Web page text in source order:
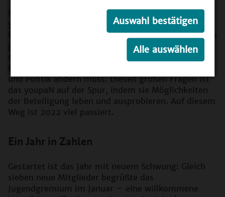
Auswahl bestätigen
Alle auswählen
europäischen Jahr der Jugendgalt es für das
youpaN einmal mehr herauszufinden, wie gute
Beteiligung aussieht, was es dafür braucht, wie viele
junge Menschen erreicht werden können und was
sich für das Ziel der Mitgestaltung- und -
und Politik ändern muss. Diesen großen Fragen ist
das youpaN auf der Spur, indem sie Möglichkeiten
der Beteiligung leben und ausprobieren. Auf diesem
Weg ist 2022 viel passiert.
Ein Jahr in Zahlen
Gestartet ist das Jahr mit neuem Schwung: Gleich
sieben neue Mitglieder begrüßte das
Jugendgremium im Januar – eine willkommene